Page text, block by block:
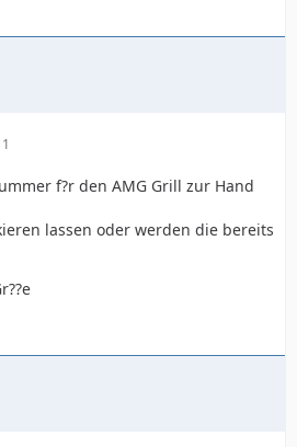
f?r den AMG Grill zur Hand
lassen oder werden die bereits